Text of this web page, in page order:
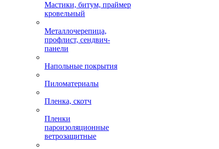
Мастики, битум, праймер
кровельный
Металлочерепица,
профлист, сендвич-
панели
Напольные покрытия
Пиломатериалы
Пленка, скотч
Пленки
пароизоляционные
ветрозащитные